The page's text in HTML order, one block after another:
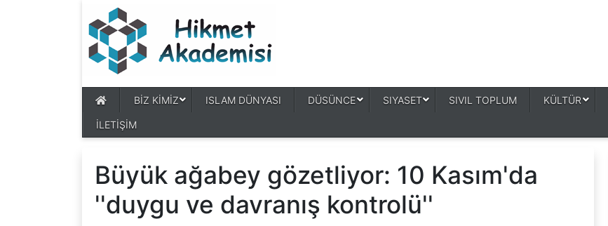
BİZ KİMİZ ISLAM DÜNYASI DÜSÜNCE SIYASET SIVIL TOPLUM KÜLTÜR
İLETİŞİM
Büyük ağabey gözetliyor: 10 Kasım'da
''duygu ve davranış kontrolü''